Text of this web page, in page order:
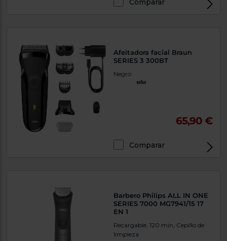
Afeitadora facial Braun
SERIES 3 300BT
Negro
65,90 €
Comparar
Barbero Philips ALL IN ONE
SERIES 7000 MG7941/15 17
EN 1
Recargable, 120 min, Cepillo de
limpieza